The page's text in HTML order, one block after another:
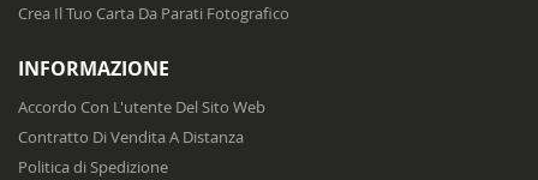
Crea Il Tuo Carta Da Parati Fotografico
INFORMAZIONE
Accordo Con L'utente Del Sito Web
Contratto Di Vendita A Distanza
Politica di Spedizione